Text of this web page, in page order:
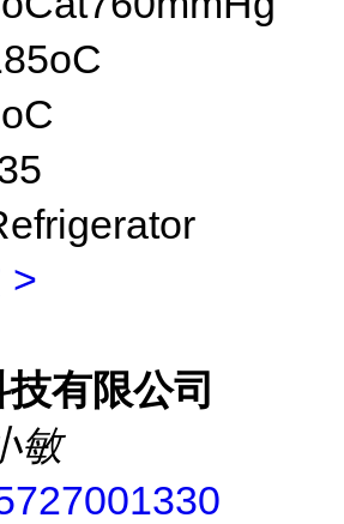
>
有限公司
敏